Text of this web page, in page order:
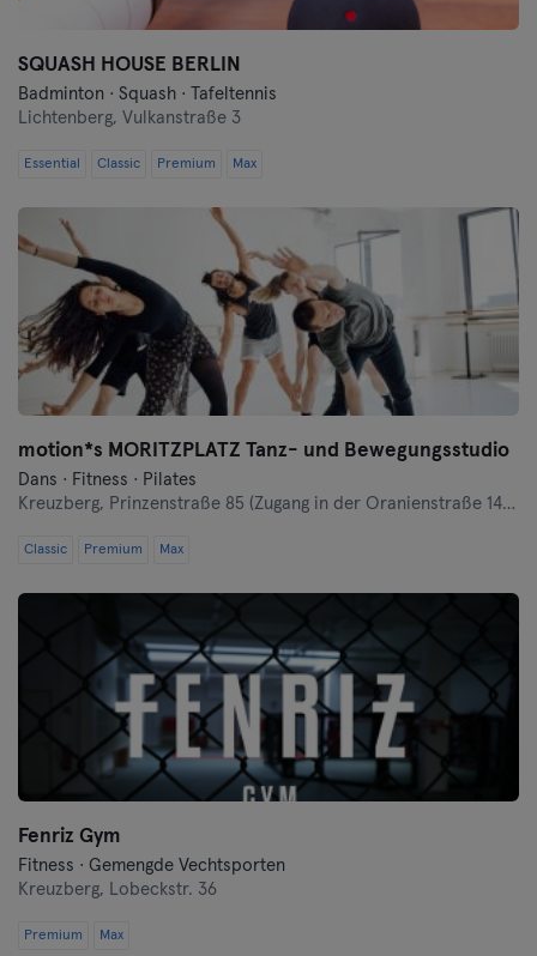
SQUASH HOUSE BERLIN
Badminton · Squash · Tafeltennis
Lichtenberg, Vulkanstraße 3
Essential Classic Premium Max
motion*s MORITZPLATZ Tanz- und Bewegungsstudio
Dans · Fitness · Pilates
Kreuzberg, Prinzenstraße 85 (Zugang in der Oranienstraße 140-142 links neben Denn's Bioladen)
Classic Premium Max
Fenriz Gym
Fitness · Gemengde Vechtsporten
Kreuzberg, Lobeckstr. 36
Premium Max